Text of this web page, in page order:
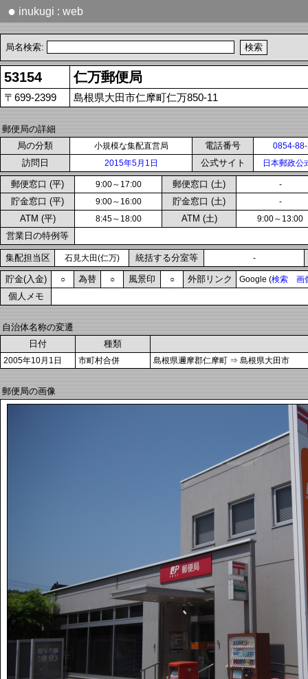
● inukugi : web
局名検索:
53154 仁万郵便局
〒699-2399 島根県大田市仁摩町仁万850-11
郵便局の詳細
局の分類
小規模な集配直営局 電話番号 0854-
訪問日 2015年5月1日 公式サイト 日本郵政公
郵便窓口 (平) 9:00～17:00 郵便窓口 (土) -
貯金窓口 (平) 9:00～16:00 貯金窓口 (土) -
ATM (平) 8:45～18:00 ATM (土) 9:00～13:00
営業日の特例等
集配担当区 石見大田(仁万) 統括する分室等 -
貯金(入金) ○ 為替 ○ 風景印 ○ 外部リンク Google (検索 画
個人メモ
自治体名称の変遷
日付
種類
2005年10月1日 市町村合併 島根県邇摩郡仁摩町 ⇒ 島根県大田市
郵便局の画像